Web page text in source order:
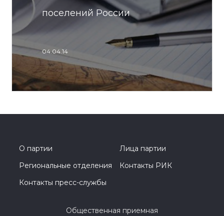
поселений России
04.04.14
О партии
Лица партии
Региональные отделения
Контакты РИК
Контакты пресс-службы
Общественная приемная